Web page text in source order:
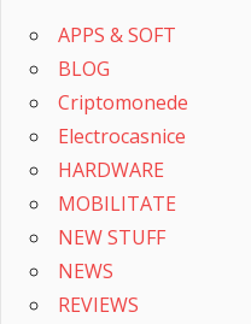
APPS & SOFT
BLOG
Criptomonede
Electrocasnice
HARDWARE
MOBILITATE
NEW STUFF
NEWS
REVIEWS